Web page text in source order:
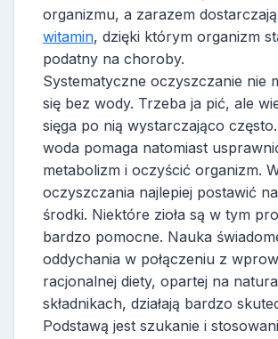
organizmu, a zarazem
witamin, dzięki którym organizm
podatny na choroby.
Systematyczne oczyszczanie nie
się bez wody. Trzeba ja pić, ale
sięga po nią wystarczająco często.
woda pomaga natomiast
metabolizm i oczyścić organizm.
oczyszczania najlepiej postawić
środki. Niektóre zioła są w tym
bardzo pomocne. Nauka
oddychania w połączeniu z
racjonalnej diety, opartej na
składnikach, działają bardzo
Podstawą jest szukanie i